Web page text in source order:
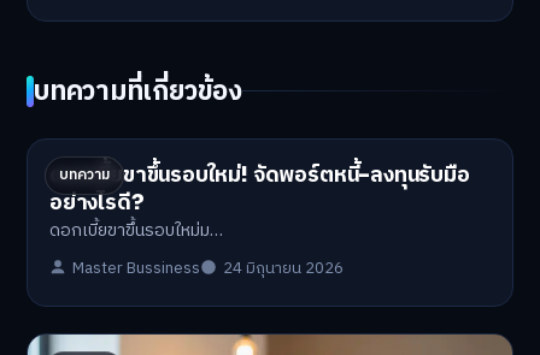
บทความที่เกี่ยวข้อง
บทความ
ดอกเบี้ยขาขึ้นรอบใหม่! จัดพอร์ตหนี้-ลงทุนรับมือ
อย่างไรดี?
ดอกเบี้ยขาขึ้นรอบใหม่ม…
Master Bussiness 24 มิถุนายน 2026